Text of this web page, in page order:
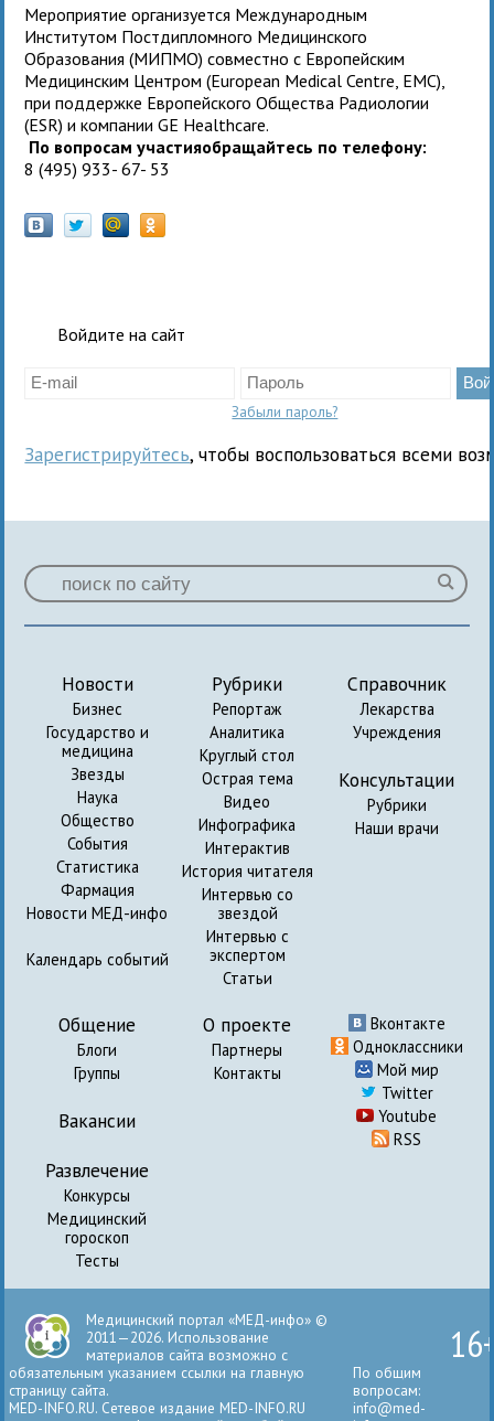
Мероприятие организуется Международным
Институтом Постдипломного Медицинского
Образования (МИПМО) совместно с Европейским
Медицинским Центром (European Medical Centre, EMC),
при поддержке Европейского Общества Радиологии
(ESR) и компании GE Healthcare.
По вопросам участияобращайтесь по телефону:
8 (495) 933- 67- 53
Войдите на сайт
Забыли пароль?
Зарегистрируйтесь, чтобы воспользоваться всеми
Новости
Бизнес
Государство и
медицина
Звезды
Наука
Общество
События
Статистика
Фармация
Новости МЕД-инфо
Календарь событий
Рубрики
Репортаж
Аналитика
Круглый стол
Острая тема
Видео
Инфографика
Интерактив
История читателя
Интервью со
звездой
Интервью с
экспертом
Статьи
Справочник
Лекарства
Учреждения
Консультации
Рубрики
Наши врачи
Общение
Блоги
Группы
Вакансии
Развлечение
Конкурсы
Медицинский
гороскоп
Тесты
О проекте
Партнеры
Контакты
Вконтакте
Одноклассники
Мой мир
Twitter
Youtube
RSS
Медицинский портал «МЕД-инфо» ©
2011—2026. Использование
материалов сайта возможно с
обязательным указанием ссылки на главную
страницу сайта.
MED-INFO.RU. Сетевое издание MED-INFO.RU
По общим
вопросам:
info@med-